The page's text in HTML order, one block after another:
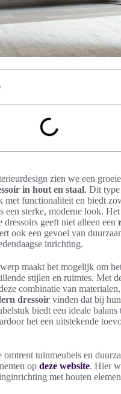
zien we een
in hout en staal. Dit
met functionaliteit en biedt
een sterke, moderne look.
dressoirs geeft niet alleen een
ook een gevoel van
inrichting.
maakt het mogelijk om
stijlen en ruimtes. Met
combinatie van
dressoir vinden dat bij
biedt een ideale balans
het een uitstekende
tuinmeubels en
op deze website. Hier
met houten